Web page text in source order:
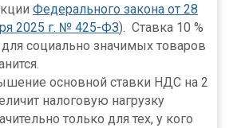
Федерального закона от 28
2025 г. № 425-ФЗ). Ставка 10 %
для социально значимых товаров
основной ставки НДС на 2
налоговую нагрузку
только для тех, у кого